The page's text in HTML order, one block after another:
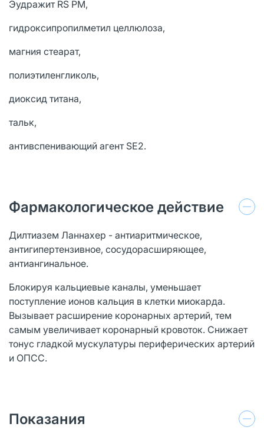
Эудражит RS PM,
гидроксипропилметил целлюлоза,
магния стеарат,
полиэтиленгликоль,
диоксид титана,
тальк,
антивспенивающий агент SE2.
Фармакологическое действие
Дилтиазем Ланнахер - антиаритмическое,
антигипертензивное, сосудорасширяющее,
антиангинальное.
Блокируя кальциевые каналы, уменьшает
поступление ионов кальция в клетки миокарда.
Вызывает расширение коронарных артерий, тем
самым увеличивает коронарный кровоток. Снижает
тонус гладкой мускулатуры периферических артерий
и ОПСС.
Показания